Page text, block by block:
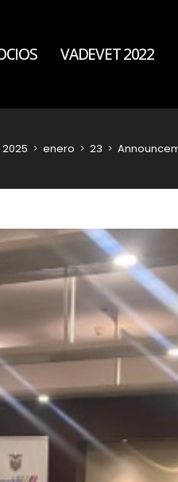
VADEVET 2022
2025 > enero > 23 >